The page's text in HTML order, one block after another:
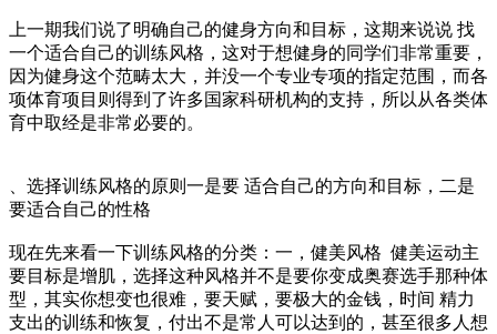
上一期我们说了明确自己的健身方向和目标，这期来说说 找
一个适合自己的训练风格，这对于想健身的同学们非常重要，
因为健身这个范畴太大，并没一个专业专项的指定范围，而各
项体育项目则得到了许多国家科研机构的支持，所以从各类体
育中取经是非常必要的。
、选择训练风格的原则一是要 适合自己的方向和目标，二是
要适合自己的性格
现在先来看一下训练风格的分类：一，健美风格 健美运动主
要目标是增肌，选择这种风格并不是要你变成奥赛选手那种体
型，其实你想变也很难，要天赋，要极大的金钱，时间 精力
支出的训练和恢复，付出不是常人可以达到的，甚至很多人想